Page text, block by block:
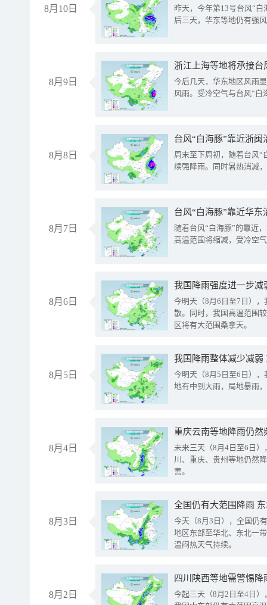
8月10日
昨天，今年第13号台风“
后三天，华东等地仍有强
8月9日
浙江上海等地将承接台
今后几天，华东地区风雨
风雨。受冷空气与台风“白
8月8日
台风“白海豚”靠近浙
周末至下周初，随着台风“
续强降雨。同时暑热消减
8月7日
台风“白海豚”靠近华
随着台风“白海豚”的靠近
高温范围将缩减，受冷空
8月6日
今明天（8月6日至7日）
散。同时，我国高温范围
区将有大范围桑拿天。
8月5日
我国降雨整体减少减弱
今明天（8月5日至6日）
地有中到大雨，局地暴雨
8月4日
重庆云南等地降雨仍然
未来三天（8月4日至6日
川、重庆、贵州等地仍然
害。
8月3日
全国仍有大范围降雨
今天（8月3日），全国仍
地区东部至华北、东北一
温闷热天气持续。
8月2日
今起三天（8月2日至4日